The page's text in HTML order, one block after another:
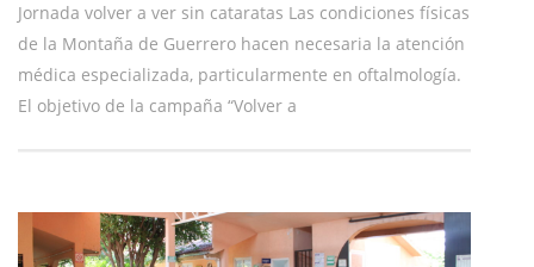
Jornada volver a ver sin cataratas Las condiciones físicas
de la Montaña de Guerrero hacen necesaria la atención
médica especializada, particularmente en oftalmología.
El objetivo de la campaña “Volver a